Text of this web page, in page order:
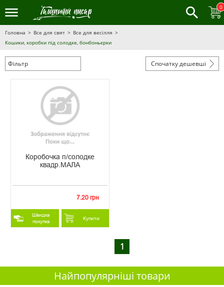
0
Головна Все для свят
Все для весілля
Кошики, коробки під солодке, бонбоньєрки
Фільтр Спочатку дешевші
Коробочка п/солодке
квадр.МАЛА
7.20 грн
Швидка
покупка
Купити
1
Найпопулярніші товари